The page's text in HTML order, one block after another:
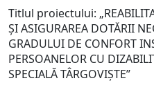
Titlul proiectului:
ŞI ASIGURAREA DOTĂRII
GRADULUI DE CONFORT
PERSOANELOR CU
SPECIALĂ TÂRGOVIŞTE”